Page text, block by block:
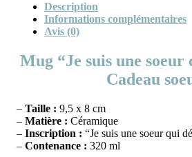
Description
Informations complémentaires
Avis (0)
Mug “Je suis une soeur
Cadeau
– Taille : 9,5 x 8 cm
– Matière : Céramique
– Inscription : “Je suis une soeur qui
– Contenance : 320 ml